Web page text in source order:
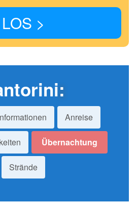
LOS >
:
Anreise
Übernachtung
Strände